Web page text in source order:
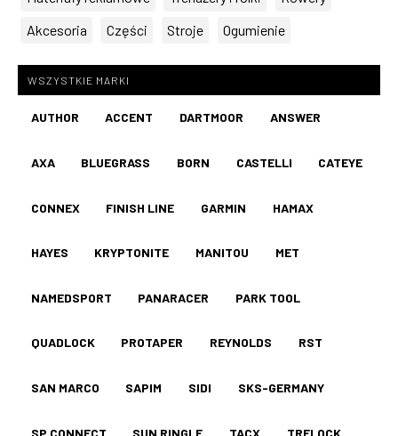
Akcesoria
Części Stroje Ogumienie
WSZYSTKIE MARKI
AUTHOR ACCENT DARTMOOR ANSWER
AXA BLUEGRASS BORN CASTELLI CATEYE
CONNEX FINISH LINE GARMIN HAMAX
HAYES KRYPTONITE MANITOU MET
NAMEDSPORT PANARACER PARK TOOL
QUADLOCK PROTAPER REYNOLDS RST
SAN MARCO SAPIM SIDI SKS-GERMANY
SP CONNECT SUN RINGLE TACX TRELOCK